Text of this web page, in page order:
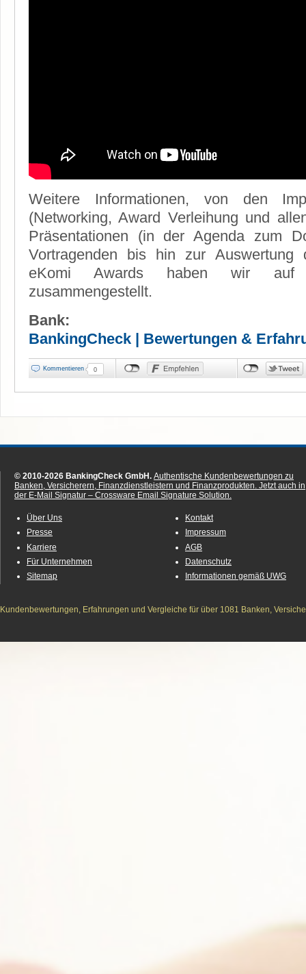
Weitere Informationen, von den
(Networking, Award Verleihung und
Präsentationen (in der Agenda zum
Vortragenden bis hin zur Auswertung
eKomi Awards haben wir
zusammengestellt.
Bank:
BankingCheck | Bewertungen &
Kommentieren 0
© 2010-2026 BankingCheck GmbH. Authentische Kundenbewertungen zu
Banken, Versicherern, Finanzdienstleistern und Finanzprodukten. Jetzt auch in
der E-Mail Signatur – Crossware Email Signature Solution.
Über Uns
Presse
Karriere
Für Unternehmen
Sitemap
Kontakt
Impressum
AGB
Datenschutz
Informationen gemäß UWG
Kundenbewertungen, Erfahrungen und Vergleiche für über 1081 Banken,